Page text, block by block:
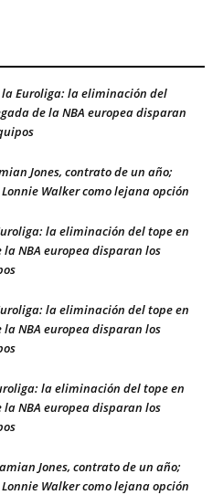
la Euroliga: la eliminación del
de la NBA europea disparan
Jones, contrato de un año;
Walker como lejana opción
la eliminación del tope en
NBA europea disparan los
la eliminación del tope en
NBA europea disparan los
la eliminación del tope en
NBA europea disparan los
Jones, contrato de un año;
Walker como lejana opción